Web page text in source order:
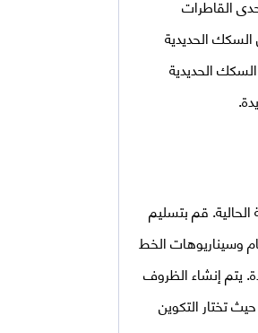
الحديدية
الحديدية
قم بتسليم
وسيناريوهات الخط
يتم إنشاء الظروف
تختار التكوين